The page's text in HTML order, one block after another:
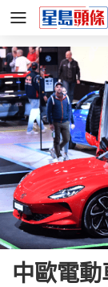
中歐電